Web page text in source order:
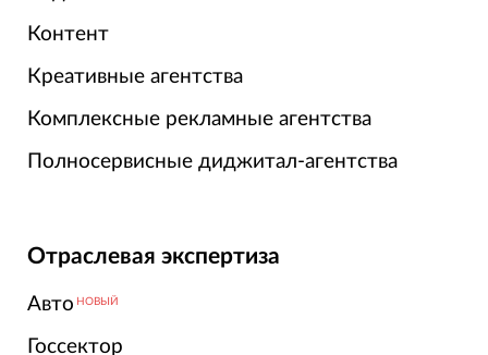
Контент
Креативные агентства
Комплексные рекламные агентства
Полносервисные диджитал-агентства
Отраслевая экспертиза
Авто НОВЫЙ
Госсектор